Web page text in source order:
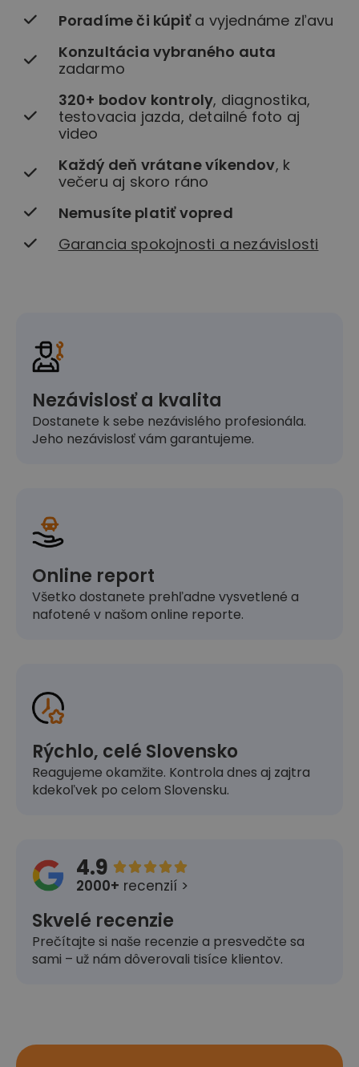
Poradíme či kúpiťa vyjednáme zľavu
Konzultácia vybraného auta
zadarmo
320+ bodov kontroly, diagnostika,
testovacia jazda, detailné foto aj
video
Každý deň vrátane víkendov, k
večeru aj skoro ráno
Nemusíte platiť vopred
Garancia spokojnosti a nezávislosti
Nezávislosť a kvalita
Dostanete k sebe nezávislého profesionála.
Jeho nezávislosť vám garantujeme.
Online report
Všetko dostanete prehľadne vysvetlené a
nafotené v našom online reporte.
Rýchlo, celé Slovensko
Reagujeme okamžite. Kontrola dnes aj zajtra
kdekoľvek po celom Slovensku.
4.9 
2000+ recenzií >
Skvelé recenzie
Prečítajte si naše recenzie a presvedčte sa
sami – už nám dôverovali tisíce klientov.